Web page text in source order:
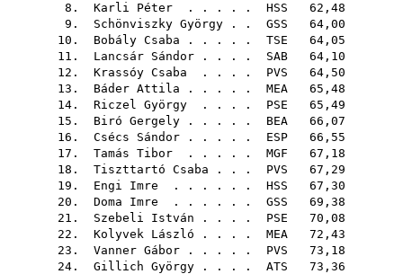
8. Karli Péter . . . . . HSS 62,48
9. Schönviszky György . . GSS 64,00
10. Bobály Csaba . . . . . TSE 64,05
11. Lancsár Sándor . . . . SAB 64,10
12. Krassóy Csaba . . . . PVS 64,50
13. Báder Attila . . . . . MEA 65,48
14. Riczel György . . . . PSE 65,49
15. Biró Gergely . . . . . BEA 66,07
16. Csécs Sándor . . . . . ESP 66,55
17. Tamás Tibor . . . . . MGF 67,18
18. Tiszttartó Csaba . . . PVS 67,29
19. Engi Imre . . . . . . HSS 67,30
20. Doma Imre . . . . . . GSS 69,38
21. Szebeli István . . . . PSE 70,08
22. Kolyvek László . . . . MEA 72,43
23. Vanner Gábor . . . . . PVS 73,18
24. Gillich György . . . . ATS 73,36